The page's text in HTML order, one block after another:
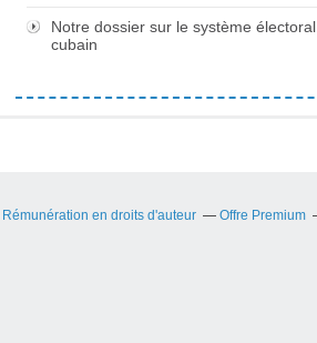
Notre dossier sur le système électoral
cubain
Rémunération en droits d'auteur Offre Premium